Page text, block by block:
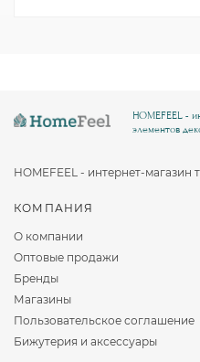
КОМПАНИЯ
О компании
Оптовые продажи
Бренды
Магазины
Пользовательское соглашение
Бижутерия и аксессуары
HOMEFEEL -
элементов
HOMEFEEL - интернет-